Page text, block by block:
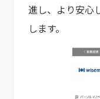
進し、より安心
します。